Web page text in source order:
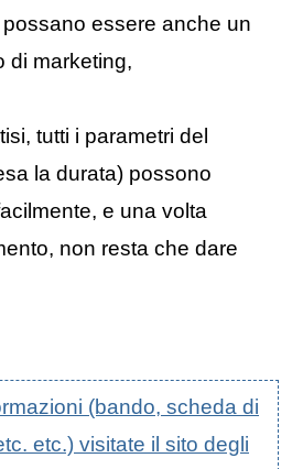
essere anche un
di marketing,
tutti i parametri del
la durata) possono
e una volta
non resta che dare
(bando, scheda di
etc.) visitate il sito degli